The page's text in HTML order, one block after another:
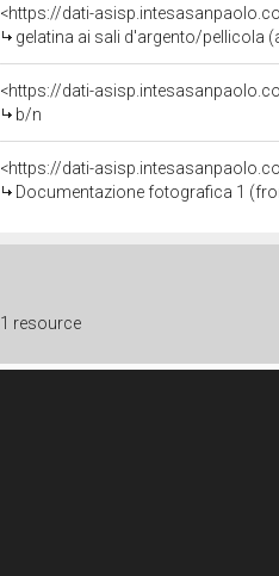
<https://dati-
gelatina ai sali d'argento/pellicola
<https://dati-
b/n
<https://dati-
Documentazione fotografica 1
1 resource